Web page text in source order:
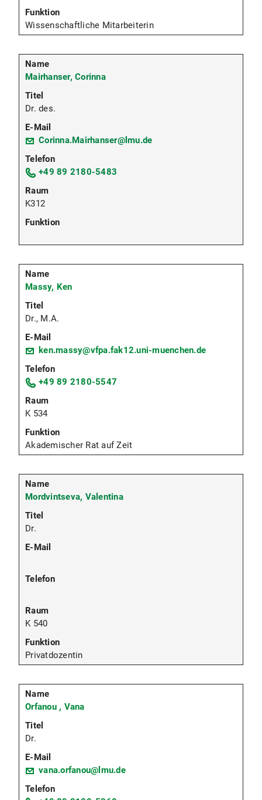
Wissenschaftliche Mitarbeiterin
Mairhanser, Corinna
Dr. des.
Corinna.Mairhanser@lmu.de
+49 89 2180-5483
K312
Massy, Ken
Dr., M.A.
ken.massy@vfpa.fak12.uni-muenchen.de
+49 89 2180-5547
K 534
Akademischer Rat auf Zeit
Mordvintseva, Valentina
Dr.
K 540
Privatdozentin
Orfanou , Vana
Dr.
vana.orfanou@lmu.de